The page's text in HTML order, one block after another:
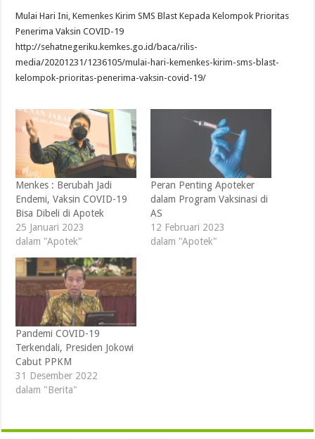
Mulai Hari Ini, Kemenkes Kirim SMS Blast Kepada Kelompok Prioritas
Penerima Vaksin COVID-19
http://sehatnegeriku.kemkes.go.id/baca/rilis-
media/20201231/1236105/mulai-hari-kemenkes-kirim-sms-blast-
kelompok-prioritas-penerima-vaksin-covid-19/
Menkes : Berubah Jadi
Endemi, Vaksin COVID-19
Bisa Dibeli di Apotek
25 Januari 2023
dalam "Apotek"
Peran Penting Apoteker
dalam Program Vaksinasi di
AS
12 Februari 2023
dalam "Apotek"
Pandemi COVID-19
Terkendali, Presiden Jokowi
Cabut PPKM
31 Desember 2022
dalam "Berita"